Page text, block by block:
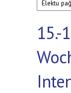
15.-